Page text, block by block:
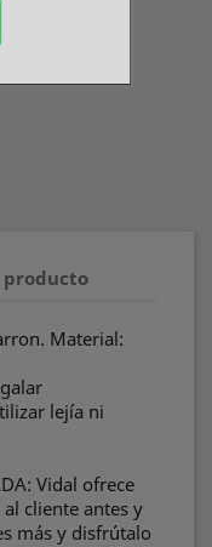
producto
Material:
lejía ni
Vidal ofrece
cliente antes y
más y disfrútalo